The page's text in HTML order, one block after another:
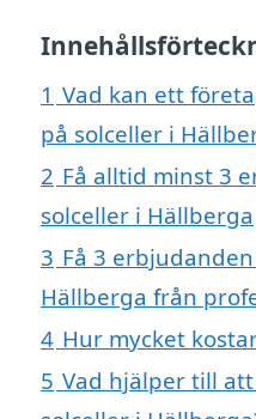
1 Vad kan ett
på solceller i
2 Få alltid minst 3
solceller i Hällberga
3 Få 3
Hällberga från
4 Hur mycket
5 Vad hjälper till